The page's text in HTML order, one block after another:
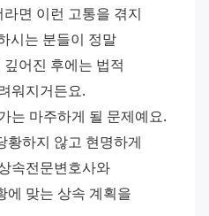
면 이런 고통을 겪지
시는 분들이 정말
어진 후에는 법적
워지거든요.
는 마주하게 될 문제예요.
황하지 않고 현명하게
에 맞는 상속 계획을